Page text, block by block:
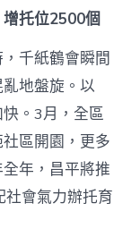
托位2500個
千紙鶴會瞬間
地盤旋。以
。3月，全區
區開園，更多
年，昌平將推
會氣力辦托育